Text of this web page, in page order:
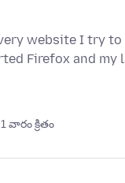
website I try
Firefox and my
వారం క్రితం